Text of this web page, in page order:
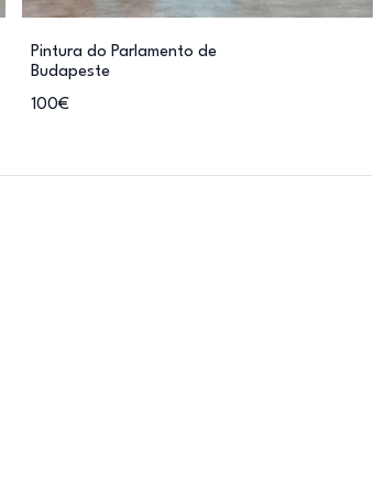
Pintura do Parlamento de
Budapeste
100€